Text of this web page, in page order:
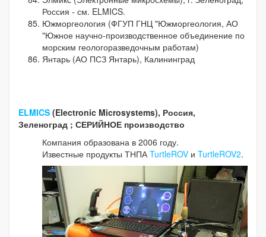
Россия - см. ELMICS.
Южморгеология (ФГУП ГНЦ "Южморгеология, АО
"Южное научно-производственное объединение по
морским геологоразведочным работам)
Янтарь (АО ПСЗ Янтарь), Калининград
ELMICS (Electronic Microsystems), Россия,
Зеленоград ; СЕРИЙНОЕ производство
Компания образована в 2006 году.
Известные продукты ТНПА TurtleROV и TurtleROV2.